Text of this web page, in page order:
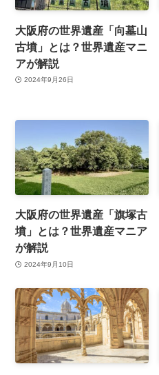
大阪府の世界遺産「向墓山
古墳」とは？世界遺産マニ
アが解説
2024年9月26日
大阪府の世界遺産「旗塚古
墳」とは？世界遺産マニア
が解説
2024年9月10日